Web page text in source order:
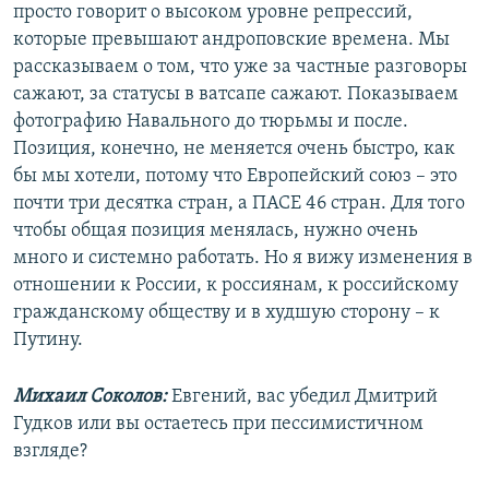
просто говорит о высоком уровне репрессий,
которые превышают андроповские времена. Мы
рассказываем о том, что уже за частные разговоры
сажают, за статусы в ватсапе сажают. Показываем
фотографию Навального до тюрьмы и после.
Позиция, конечно, не меняется очень быстро, как
бы мы хотели, потому что Европейский союз – это
почти три десятка стран, а ПАСЕ 46 стран. Для того
чтобы общая позиция менялась, нужно очень
много и системно работать. Но я вижу изменения в
отношении к России, к россиянам, к российскому
гражданскому обществу и в худшую сторону – к
Путину.
Михаил Соколов:Евгений, вас убедил Дмитрий
Гудков или вы остаетесь при пессимистичном
взгляде?